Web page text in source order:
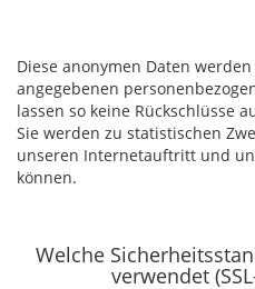
Diese anonymen Daten
angegebenen
lassen so keine Rückschlüsse
Sie werden zu statistischen
unseren Internetauftritt und
können.
Welche
verwendet